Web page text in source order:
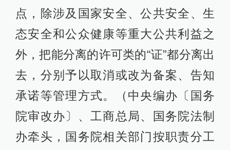
点，除涉及国家安全、公共安全、生
态安全和公众健康等重大公共利益之
外，把能分离的许可类的“证”都分离出
去，分别予以取消或改为备案、告知
承诺等管理方式。（中央编办〔国务
院审改办〕、工商总局、国务院法制
办牵头，国务院相关部门按职责分工